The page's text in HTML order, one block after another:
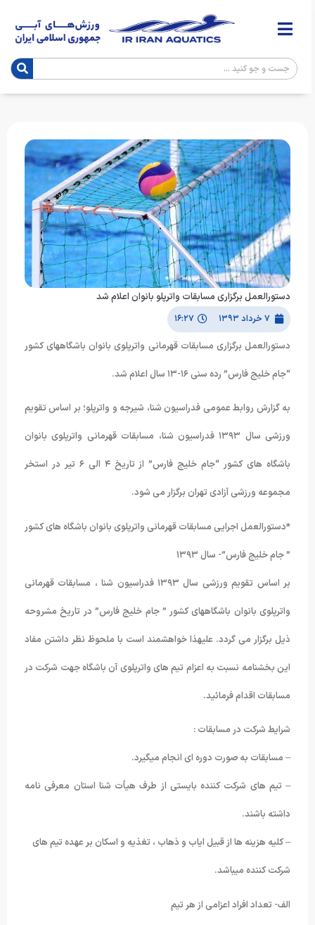
دستورالعمل برگزاری مسابقات واترپلو بانوان اعلام شد
۷ خرداد ۱۳۹۳ ۱۶:۲۷
دستورالعمل برگزاری مسابقات قهرمانی واترپلوی بانوان باشگاههای کشور
“جام خلیج فارس” رده سنی ۱۶-۱۳ سال اعلام شد.
به گزارش روابط عمومی فدراسیون شنا، شیرجه و واترپلو؛ بر اساس تقویم
ورزشی سال ۱۳۹۳ فدراسیون شنا، مسابقات قهرمانی واترپلوی بانوان
باشگاه های کشور “جام خلیج فارس” از تاریخ ۴ الی ۶ تیر در استخر
مجموعه ورزشی آزادی تهران برگزار می شود.
*دستورالعمل اجرایی مسابقات قهرمانی واترپلوی بانوان باشگاه های کشور
” جام خلیج فارس”- سال ۱۳۹۳
بر اساس تقویم ورزشی سال ۱۳۹۳ فدراسیون شنا ، مسابقات قهرمانی
واترپلوی بانوان باشگاههای کشور ” جام خلیج فارس” در تاریخ مشروحه
ذیل برگزار می گردد. علیهذا خواهشمند است با ملحوظ نظر داشتن مفاد
این بخشنامه نسبت به اعزام تیم های واترپلوی آن باشگاه جهت شرکت در
مسابقات اقدام فرمائید.
شرایط شرکت در مسابقات :
– مسابقات به صورت دوره ای انجام میگیرد.
– تیم های شرکت کننده بایستی از طرف هیأت شنا استان معرفی نامه
داشته باشند.
– کلیه هزینه ها از قبیل ایاب و ذهاب ، تغذیه و اسکان بر عهده تیم های
شرکت کننده میباشد.
الف- تعداد افراد اعزامی از هر تیم